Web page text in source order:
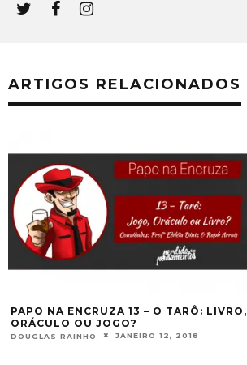
ARTIGOS RELACIONADOS
PAPO NA ENCRUZA 13 – O TARÔ: LIVRO,
ORÁCULO OU JOGO?
DOUGLAS RAINHO JANEIRO 12, 2018